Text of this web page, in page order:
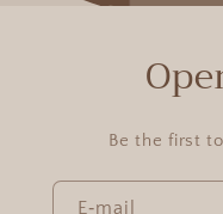
Be the first
E‑mail